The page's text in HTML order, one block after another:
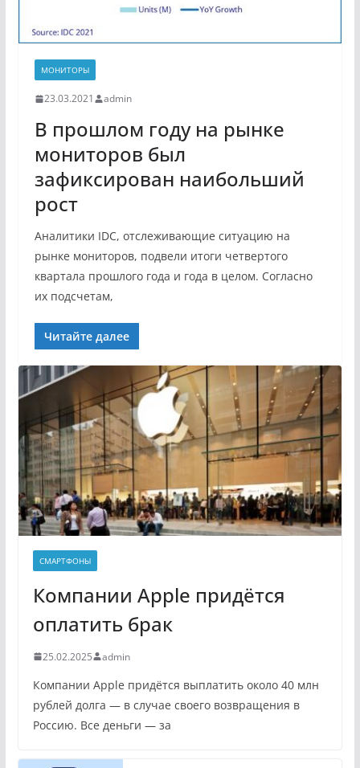
МОНИТОРЫ
23.03.2021 admin
В прошлом году на рынке
мониторов был
зафиксирован наибольший
рост
Аналитики IDC, отслеживающие ситуацию на
рынке мониторов, подвели итоги четвертого
квартала прошлого года и года в целом. Согласно
их подсчетам,
Читайте далее
СМАРТФОНЫ
Компании Apple придётся
оплатить брак
25.02.2025 admin
Компании Apple придётся выплатить около 40 млн
рублей долга — в случае своего возвращения в
Россию. Все деньги — за